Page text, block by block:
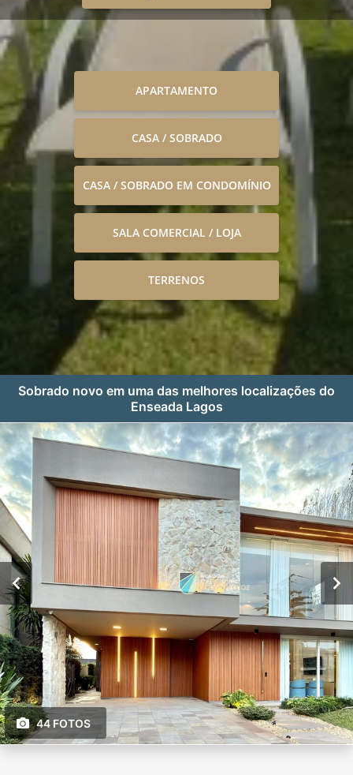
APARTAMENTO
CASA / SOBRADO
CASA / SOBRADO EM CONDOMÍNIO
SALA COMERCIAL / LOJA
TERRENOS
Sobrado novo em uma das melhores localizações do
Enseada Lagos
44 FOTOS